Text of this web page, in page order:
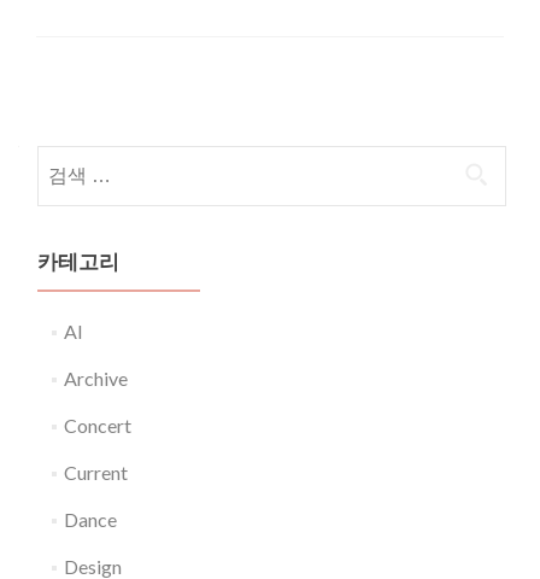
카테고리
AI
Archive
Concert
Current
Dance
Design